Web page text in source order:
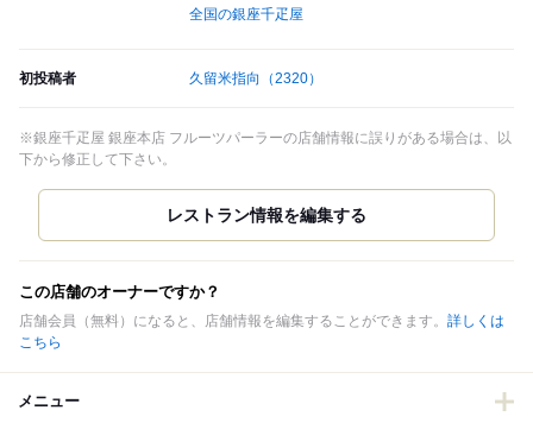
全国の銀座千疋屋
初投稿者 久留米指向 （2320）
※銀座千疋屋 銀座本店 フルーツパーラーの店舗情報に誤りがある場合は、以
下から修正して下さい。
この店舗のオーナーですか？
店舗会員（無料）になると、店舗情報を編集することができます。 詳しくは
こちら
メニュー